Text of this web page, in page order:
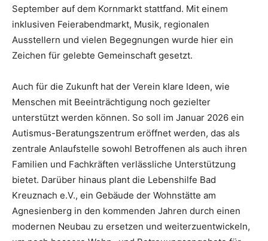
September auf dem Kornmarkt stattfand. Mit einem
inklusiven Feierabendmarkt, Musik, regionalen
Ausstellern und vielen Begegnungen wurde hier ein
Zeichen für gelebte Gemeinschaft gesetzt.
Auch für die Zukunft hat der Verein klare Ideen, wie
Menschen mit Beeinträchtigung noch gezielter
unterstützt werden können. So soll im Januar 2026 ein
Autismus-Beratungszentrum eröffnet werden, das als
zentrale Anlaufstelle sowohl Betroffenen als auch ihren
Familien und Fachkräften verlässliche Unterstützung
bietet. Darüber hinaus plant die Lebenshilfe Bad
Kreuznach e.V., ein Gebäude der Wohnstätte am
Agnesienberg in den kommenden Jahren durch einen
modernen Neubau zu ersetzen und weiterzuentwickeln,